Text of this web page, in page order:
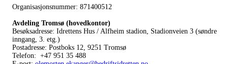
Organisasjonsnummer: 871400512
Avdeling Tromsø (hovedkontor)
Besøksadresse: Idrettens Hus / Alfheim stadion, Stadionveien 3 (søndre
inngang, 3. etg.)
Postadresse: Postboks 12, 9251 Tromsø
Telefon: +47 951 35 488